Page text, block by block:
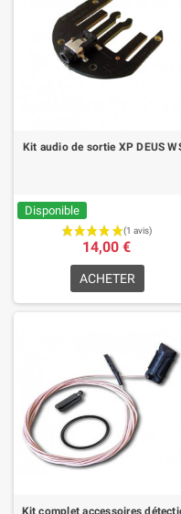
Kit audio de sortie XP DEUS
Disponible
14,00 €
ACHETER
Kit complet accessoires